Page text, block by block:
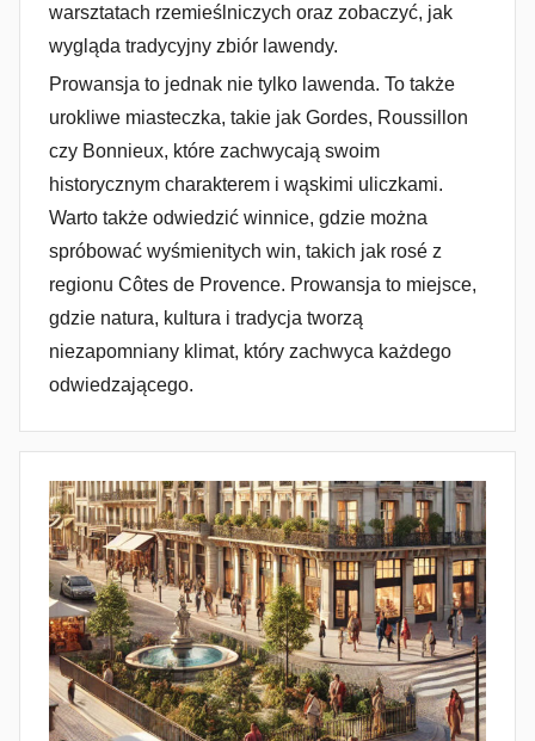
warsztatach rzemieślniczych oraz zobaczyć, jak
wygląda tradycyjny zbiór lawendy.
Prowansja to jednak nie tylko lawenda. To także
urokliwe miasteczka, takie jak Gordes, Roussillon
czy Bonnieux, które zachwycają swoim
historycznym charakterem i wąskimi uliczkami.
Warto także odwiedzić winnice, gdzie można
spróbować wyśmienitych win, takich jak rosé z
regionu Côtes de Provence. Prowansja to miejsce,
gdzie natura, kultura i tradycja tworzą
niezapomniany klimat, który zachwyca każdego
odwiedzającego.